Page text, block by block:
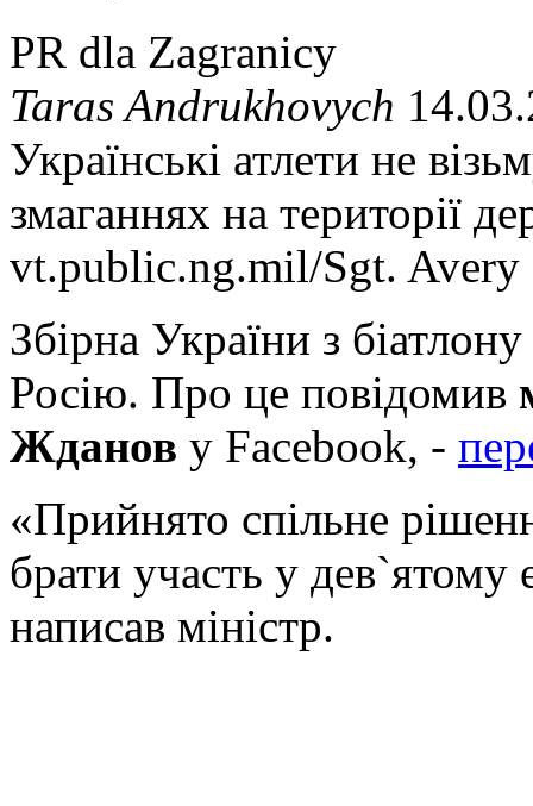
PR dla Zagranicy
Taras Andrukhovych
Українські атлети не
змаганнях на території
vt.public.ng.mil/Sgt. Avery
Збірна України з
Росію. Про це повідомив
Жданов у Facebook, -
«Прийнято спільне
брати участь у дев`ятому
написав міністр.